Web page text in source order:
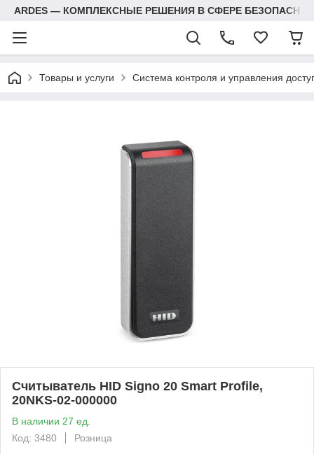
ARDES — КОМПЛЕКСНЫЕ РЕШЕНИЯ В СФЕРЕ
Товары и услуги Система контроля и управления
Считыватель HID Signo 20 Smart Profile,
20NKS-02-000000
В наличии 27 ед.
Код: 3480
Розница